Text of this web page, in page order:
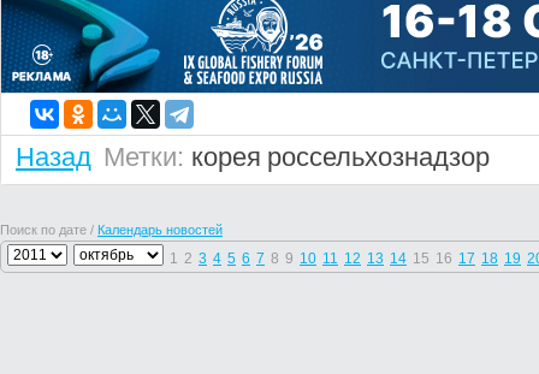
Назад Метки: корея россельхознадзор
Поиск по дате / Календарь новостей
1 2 3 4 5 6 7 8 9 10 11 12 13 14 15 16 17 18 19